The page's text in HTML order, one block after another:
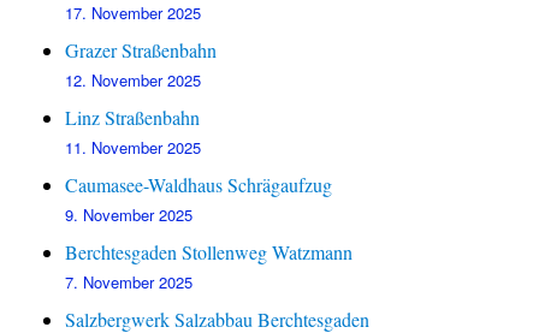
17. November 2025
Grazer Straßenbahn
12. November 2025
Linz Straßenbahn
11. November 2025
Caumasee-Waldhaus Schrägaufzug
9. November 2025
Berchtesgaden Stollenweg Watzmann
7. November 2025
Salzbergwerk Salzabbau Berchtesgaden